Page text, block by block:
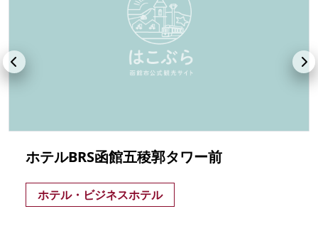
ホテルBRS函館五稜郭タワー前
ホテル・ビジネスホテル